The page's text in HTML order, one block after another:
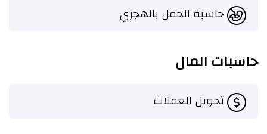
حاسبة الحمل بالهجري
حاسبات المال
تحويل العملات